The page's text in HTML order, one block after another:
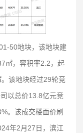
50地块，该地块建
㎡，容积率2.2，起
该地块经过29轮竞
以总价13.8亿元竞
。该成交楼面价刷
年2月27日，滨江